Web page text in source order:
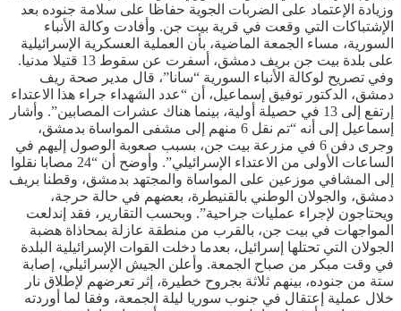
وزيادة الإعتماد على الضربات الجوية حفاظا على سلامة جنوده بعد
الإشتباكات التي وقعت في قرية بيت جن. وأفادت وكالة الأنباء
السورية، مساء الجمعة الماضية، بأن العملية العسكرية الإسرائيلية
على بلدة بيت جن بريف دمشق، أسفرت عن سقوط 13 قتيلا مدنيا.
وفي تصريح لوكالة الأنباء السورية “سانا”، قال مدير صحة ريف
دمشق، الدكتور توفيق إسماعيل، أن “عدد الشهداء جراء هذا الاعتداء
إرتفع إلى 13 في حصيلة أولية، بينما هناك عشرات المصابين”. وأشار
إسماعيل إلى أنه “تم نقل 6 منهم إلى مشفى المواساة بدمشق،
وجرى دفن 6 في مزرعة بيت جن، بسبب صعوبة الوصول إليهم في
الساعات الأولى من الاعتداء الإسرائيلي”. وأوضح أن “24 مصابا نقلوا
إلى المشافي موزعين على المواساة والمجتهد بدمشق، وقطنا بريف
دمشق، والجولان الوطني بالقنيطرة، بعضهم في حالة حرجة،
ويحتاجون لإجراء عمليات جراحية”. وبحسب التقارير، فقد إندلعت
المواجهات في بيت جن، بالقرب من منطقة عازلة بمحاذاة هضبة
الجولان التي تحتلها إسرائيل، بعدما دخلت القوات الإسرائيلية البلدة
في وقت مبكر من صباح الجمعة. وأعلن الجيش الإسرائيلي، إصابة
ستة من جنوده، بينهم ثلاثة بجروح خطيرة، إثر تعرضهم لإطلاق نار
خلال عملية إعتقال في جنوب سوريا ليلة الجمعة، وفقا لما أوردته